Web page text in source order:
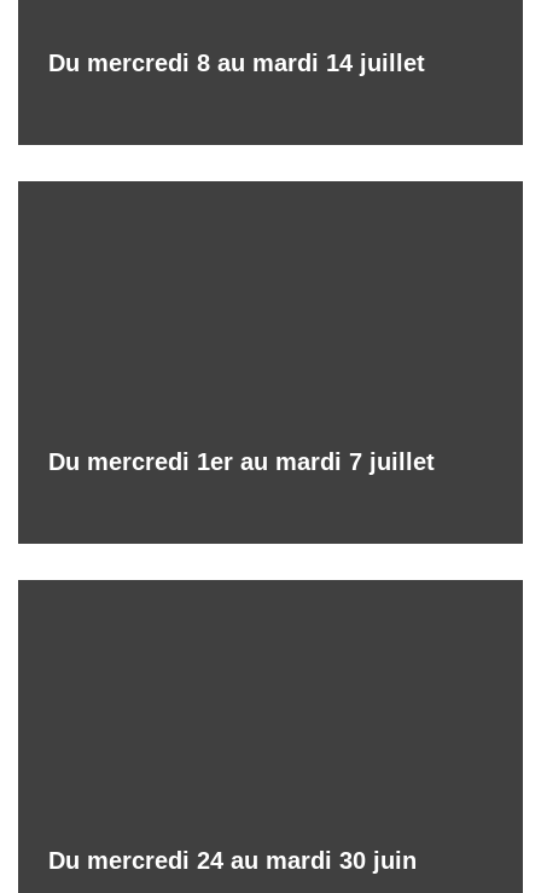
Du mercredi 8 au mardi 14 juillet
Du mercredi 1er au mardi 7 juillet
Du mercredi 24 au mardi 30 juin